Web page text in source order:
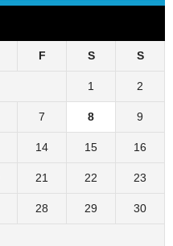
F S S
1 2
7 8 9
14 15 16
21 22 23
28 29 30